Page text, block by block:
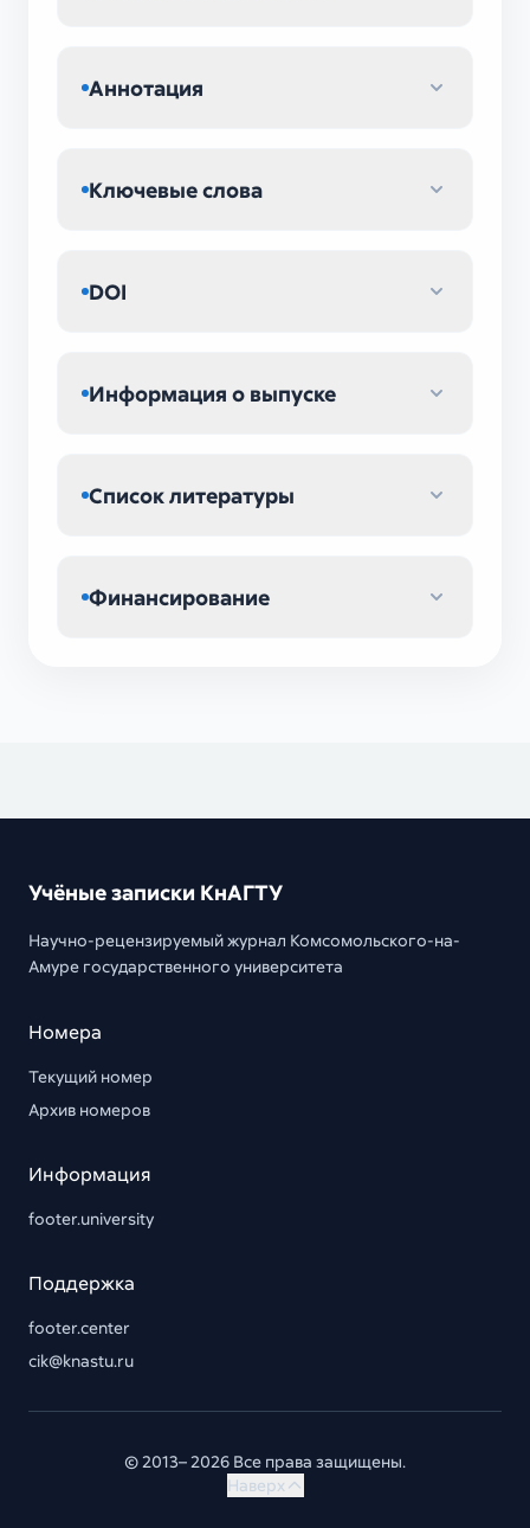
Аннотация
Ключевые слова
DOI
Информация о выпуске
Список литературы
Финансирование
Учёные записки КнАГТУ
Научно-рецензируемый журнал Комсомольского-на-
Амуре государственного университета
Номера
Текущий номер
Архив номеров
Информация
footer.university
Поддержка
footer.center
cik@knastu.ru
© 2013– 2026 Все права защищены.
Наверх